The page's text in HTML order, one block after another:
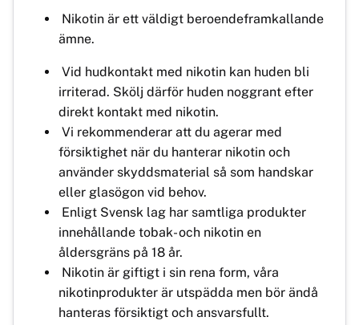
Nikotin är ett väldigt beroendeframkallande
ämne.
Vid hudkontakt med nikotin kan huden bli
irriterad. Skölj därför huden noggrant efter
direkt kontakt med nikotin.
Vi rekommenderar att du agerar med
försiktighet när du hanterar nikotin och
använder skyddsmaterial så som handskar
eller glasögon vid behov.
Enligt Svensk lag har samtliga produkter
innehållande tobak- och nikotin en
åldersgräns på 18 år.
Nikotin är giftigt i sin rena form, våra
nikotinprodukter är utspädda men bör ändå
hanteras försiktigt och ansvarsfullt.